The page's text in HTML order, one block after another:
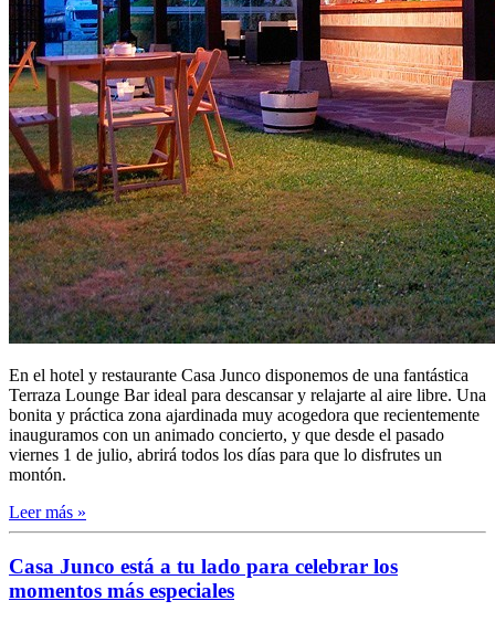
En el hotel y restaurante Casa Junco disponemos de una fantástica
Terraza Lounge Bar ideal para descansar y relajarte al aire libre. Una
bonita y práctica zona ajardinada muy acogedora que recientemente
inauguramos con un animado concierto, y que desde el pasado
viernes 1 de julio, abrirá todos los días para que lo disfrutes un
montón.
Leer más »
Casa Junco está a tu lado para celebrar los
momentos más especiales